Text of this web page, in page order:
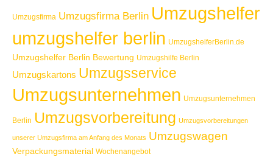
Umzugsfirma Umzugsfirma Berlin Umzugshelfer
umzugshelfer berlin UmzugshelferBerlin.de
Umzugshelfer Berlin Bewertung Umzugshilfe Berlin
Umzugskartons Umzugsservice
Umzugsunternehmen Umzugsunternehmen
Berlin Umzugsvorbereitung Umzugsvorbereitungen
unserer Umzugsfirma am Anfang des Monats Umzugswagen
Verpackungsmaterial Wochenangebot